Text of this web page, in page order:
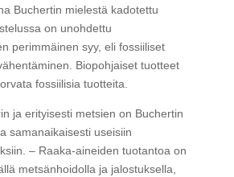
Buchertin mielestä kadotettu
on unohdettu
perimmäinen syy, eli fossiiliset
Biopohjaiset tuotteet
fossiilisia tuotteita.
ja erityisesti metsien on Buchertin
samanaikaisesti useisiin
– Raaka-aineiden tuotantoa on
metsänhoidolla ja jalostuksella,